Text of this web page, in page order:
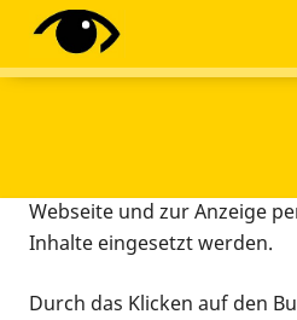
Diese Webseite setzt
Tracking-Tools ein. Dies
Webseite und zur Anzeige
Inhalte eingesetzt werden.
Durch das Klicken auf den